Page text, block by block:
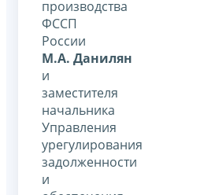
производства
ФССП
России
М.А. Данилян
и
заместителя
начальника
Управления
урегулирования
задолженности
и